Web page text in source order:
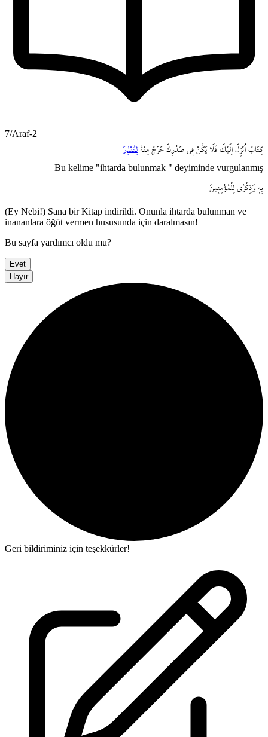
7/Araf-2
كِتَابٌ اُنْزِلَ اِلَيْكَ فَلَا يَكُنْ ف۪ي صَدْرِكَ حَرَجٌ مِنْهُ لِتُنْذِرَ
Bu kelime "ihtarda bulunmak " deyiminde vurgulanmış
بِه۪ وَذِكْرٰى لِلْمُؤْمِن۪ينَ
(Ey Nebi!) Sana bir Kitap indirildi. Onunla ihtarda bulunman ve
inananlara öğüt vermen hususunda için daralmasın!
Bu sayfa yardımcı oldu mu?
Evet
Hayır
Geri bildiriminiz için teşekkürler!